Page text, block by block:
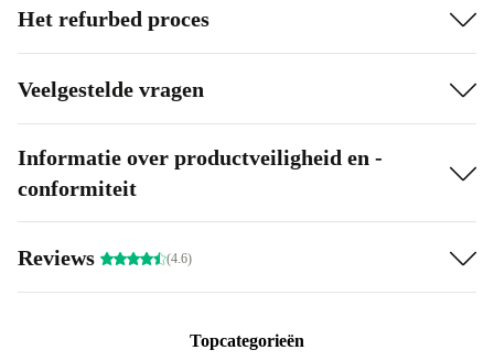
Het refurbed proces
Veelgestelde vragen
Informatie over productveiligheid en -
conformiteit
Reviews (4.6)
Topcategorieën